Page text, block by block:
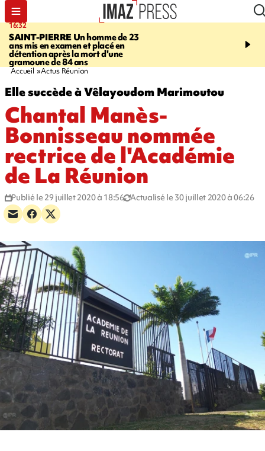
16:32
SAINT-PIERREUn homme de 23
ans mis en examen et placé en
détention après la mort d'une
gramoune de 84 ans
21:08
et Turquie scellent un
Accueil Actus Réunion
Elle succède à Vêlayoudom Marimoutou
Chantal Manès-
Bonnisseau nommée
rectrice de l'Académie
de La Réunion
Publié le 29 juillet 2020 à 18:56 Actualisé le 30 juillet 2020 à 06:26